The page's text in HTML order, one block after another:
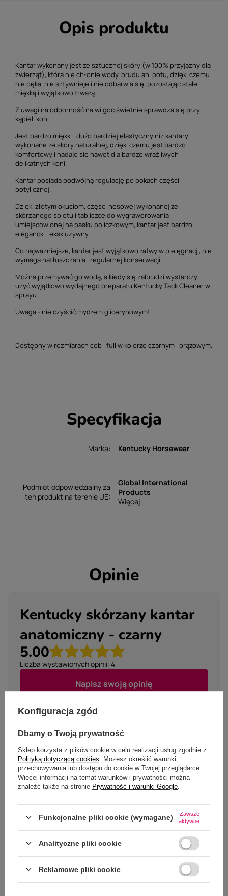
Opis produktu
Kantar wykonany jest ze sztucznej skóry (w 100% przyjazny dla
zwierząt), która nie chłonie wody, brudu ani potu, dzięki czemu
nie pęka, nie sztywnieje i nie odbarwia się, pozostając stale
miękką i wyjątkowo trwałą.
Z uwagi na odporność na wilgoć świetnie sprawdza się przy
kąpieli koni.
Jest bardzo miękki i dużo bardziej elastyczny niż kantary
wykonane ze skóry naturalnej, dzięki czemu jest bardzo
komfortowy i nadaje się nawet dla bardzo wrażliwych i
delikatnych koni.
Kantar posiada podwójną regulację po bokach części
potylicznej.
Dzięki złotym okuciom, części nosowej wykonanej ze
skórzanego splotu i tabliczce do wygrawerowania
umiejscowionej na pasku policzkowym, kantar jest bardzo
elegancki i ekskluzywny.
Co najważniejsze, kantar jest wyjątkowo łatwy w pielęgnacji, nie
wymaga natłuszczania i regularnej konserwacji.
Można przemywać go wodą, a kiedy się zabrudzi wystarczy
użyć wyjątkowo wydajnego preparatu Kentucky Tack Cleaner w
sprayu.
Uwaga - nie czyścić mydłem glicerynowym!
Dostępny w rozmiarach cob i full w kolorze czarnym i brązowym.
Specyfikacja
Marka Kentucky Horsewear
Podmiot odpowiedzialny za
ten produkt na terenie UE
Global International
Products
Więcej
Opinie
Kentucky skórzany kantar
anatomiczny - czarny
5.00
Liczba wystawionych opinii: 4
Napisz swoją opinię
5
2
Kliknij w ocenę aby filtrować opinie
5/5
2024-08-07Marcin, Jaworzno
Czy ta opinia była pomocna?
Tak
0 Nie 0
Konfiguracja zgód
Dbamy o Twoją prywatność
Sklep korzysta z plików cookie w celu realizacji usług zgodnie z
Polityką dotyczącą cookies . Możesz określić warunki
przechowywania lub dostępu do cookie w Twojej przeglądarce.
Więcej informacji na temat warunków i prywatności można
znaleźć także na stronie Prywatność i warunki Google
Funkcjonalne pliki cookie (wymagane)
Zawsze
aktywne
Analityczne pliki cookie
Reklamowe pliki cookie